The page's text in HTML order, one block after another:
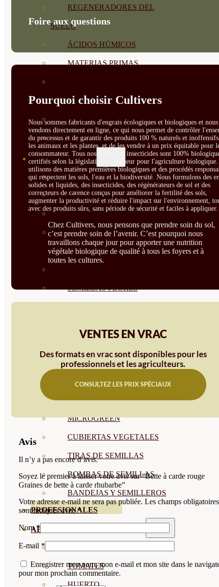
REGENERADORES DEL
SUELO
ÁCIDOS HÚMICOS
MATERIAS PRIMAS
PLANTAS
PLANTAS INTERIOR
GROWPUNCH
SEMILLAS
VER TODAS
BIODINÁMICAS DEMETER
HORTALIZA FRUTO
SEMILLAS HORTALIZA DE
HOJA
SEMILLAS FLORES
SEMILLAS BRASICAS
SEMILLAS RAÍZ
SEMILLAS LEGUMINOSAS
MICROGREEN
CUBIERTAS VEGETALES
TIRAS DE SEMILLAS
BOMBAS DE SEMILLAS
BANDEJAS Y SEMILLEROS
PROFESIONALES
ABONOS POR CULTIVO
TOMATES
HUERTO
Foire aux questions
Pourquoi choisir Cultivers
Nous sommes fabricants d'engrais écologiques et biologiques et nous
vendons directement en ligne, ce qui nous permet de contrôler
du processus et de garantir des produits 100 % naturels et
les animaux et les plantes, et de les vendre à un prix équitable pour
consommateur. Tous nos engrais et insecticides sont 100%
certifiés selon la législation en vigueur pour l'agriculture biologique.
utilisons des matières premières biologiques et des procédés
qui respectent les sols, l'eau et la biodiversité. Nous formulons des
solides et liquides, des insecticides, des régénérateurs de sol et des
correcteurs de carence conçus pour améliorer la fertilité des sols,
augmenter la productivité et réduire l'impact sur l'environnement,
avec des produits sûrs, sans période de sécurité et faciles à appliquer.
Chez Cultivers, nous pensons que prendre soin du sol,
c’est prendre soin de l’avenir. C’est pourquoi nous
travaillons chaque jour pour apporter une nutrition
végétale biologique de qualité à tous les foyers et à
toutes les cultures.
VENTES EN VRAC
Des formats en vrac sont disponibles pour les
professionnels et les agriculteurs.
CONSULTEZ LES PRIX SPÉCIAUX
Avis
Il n’y a pas encore d’avis.
Soyez le premier à laisser votre avis sur “Bette à carde rouge
Graines de bette à carde rhubarbe”
Votre adresse e-mail ne sera pas publiée. Les champs obligatoires
sont indiqués avec*
Nom*
E-mail *
Enregistrer mon nom, mon e-mail et mon site dans le
pour mon prochain commentaire.